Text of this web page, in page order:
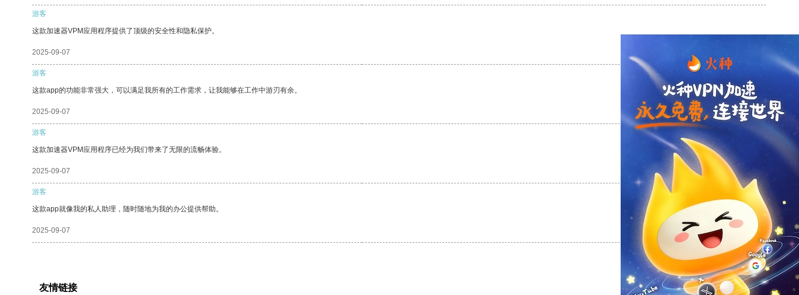
游客
这款加速器VPM应用程序提供了顶级的安全性和隐私保护。
2025-09-07
游客
这款app的功能非常强大，可以满足我所有的工作需求，让我能够在工作中游刃有余。
2025-09-07 支持 [0] 反对[0]
游客
这款加速器VPM应用程序已经为我们带来了无限的流畅体验。
2025-09-07 支持[0] 反对
游客
这款app就像我的私人助理，随时随地为我的办公提供帮助。
2025-09-07 支持[0] 反对[0]
友情链接